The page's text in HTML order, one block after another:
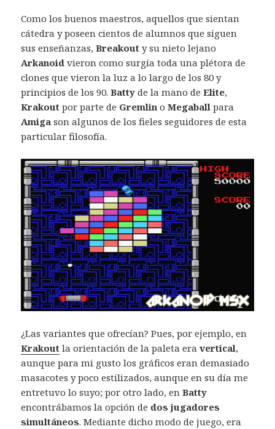
Como los buenos maestros, aquellos que sientan
cátedra y poseen cientos de alumnos que siguen
sus enseñanzas,Breakout y su nieto lejano
Arkanoid vieron como surgía toda una plétora de
clones que vieron la luz a lo largo de los 80 y
principios de los 90.Batty de la mano deElite,
Krakout por parte de Gremlin oMegaball para
Amiga son algunos de los fieles seguidores de esta
particular filosofía.
¿Las variantes que ofrecían? Pues, por ejemplo, en
Krakout la orientación de la paleta eravertical,
aunque para mi gusto los gráficos eran demasiado
masacotes y poco estilizados, aunque en su día me
entretuvo lo suyo; por otro lado, enBatty
encontrábamos la opción de dos jugadores
simultáneos. Mediante dicho modo de juego, era